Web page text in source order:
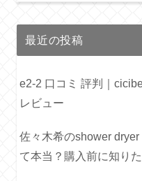
最近の投稿
e2-2 口コミ 評判｜
レビュー
佐々木希のshower
て本当？購入前に知り